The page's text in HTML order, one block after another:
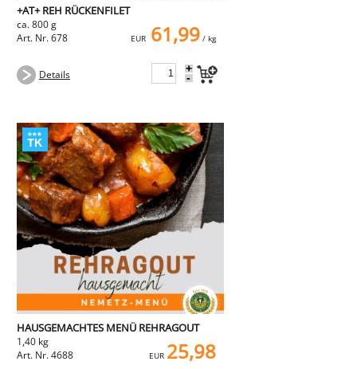
+AT+ REH RÜCKENFILET
ca. 800 g
Art. Nr. 678
EUR 61,99/ kg
Details +
-
HAUSGEMACHTES MENÜ REHRAGOUT
1,40 kg
Art. Nr. 4688
EUR 25,98